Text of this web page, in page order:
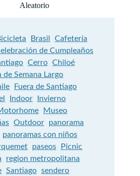
Aleatorio
Brasil
Cafetería
de Cumpleaños
Cerro Chiloé
de Semana Largo
Fuera de Santiago
Indoor
Invierno
Museo
Outdoor
panorama
panoramas con niños
paseos
Picnic
region metropolitana
Santiago sendero